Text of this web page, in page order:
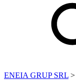
ENEIA GRUP SRL >